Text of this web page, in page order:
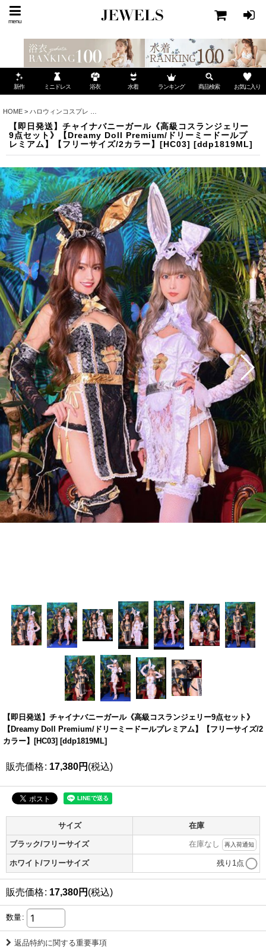
menu
新作 ミニドレス 浴衣 水着 ランキング 商品検索 お気に入り
HOME > ハロウィンコスプレ
【即日発送】チャイナバニーガール《高級コスランジェリー
9点セット》【Dreamy Doll Premium/ドリーミードールプ
レミアム】【フリーサイズ/2カラー】[HC03] [ddp1819ML]
【即日発送】チャイナバニーガール《高級コスランジェリー9点セット》
【Dreamy Doll Premium/ドリーミードールプレミアム】【フリーサイズ/2
カラー】[HC03] [ddp1819ML]
販売価格: 17,380円 (税込)
サイズ 在庫
ブラック/フリーサイズ 在庫なし 再入荷通知
ホワイト/フリーサイズ 残り1点
販売価格: 17,380円 (税込)
数量:
返品特約に関する重要事項